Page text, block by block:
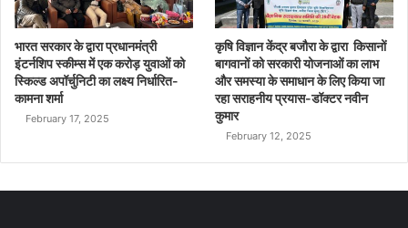
भारत सरकार के द्वारा प्रधानमंत्री
इंटर्नशिप स्कीम्स में एक करोड़ युवाओं को
स्किल्ड अपॉर्चुनिटी का लक्ष्य निर्धारित-
कामना शर्मा
February 17, 2025
कृषि विज्ञान केंद्र बजौरा के द्वारा किसानों
बागवानों को सरकारी योजनाओं का लाभ
और समस्या के समाधान के लिए किया जा
रहा सराहनीय प्रयास-डॉक्टर नवीन
कुमार
February 12, 2025